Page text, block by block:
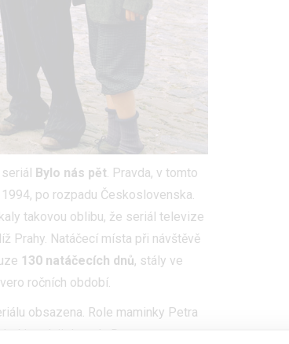
Bylo nás pět. Pravda, v tomto
po rozpadu Československa.
takovou oblibu, že seriál televize
Prahy. Natáčecí místa při návštěvě
130 natáčecích dnů, stály ve
ročních období.
obsazena. Role maminky Petra
tak ji dostala Dagmar